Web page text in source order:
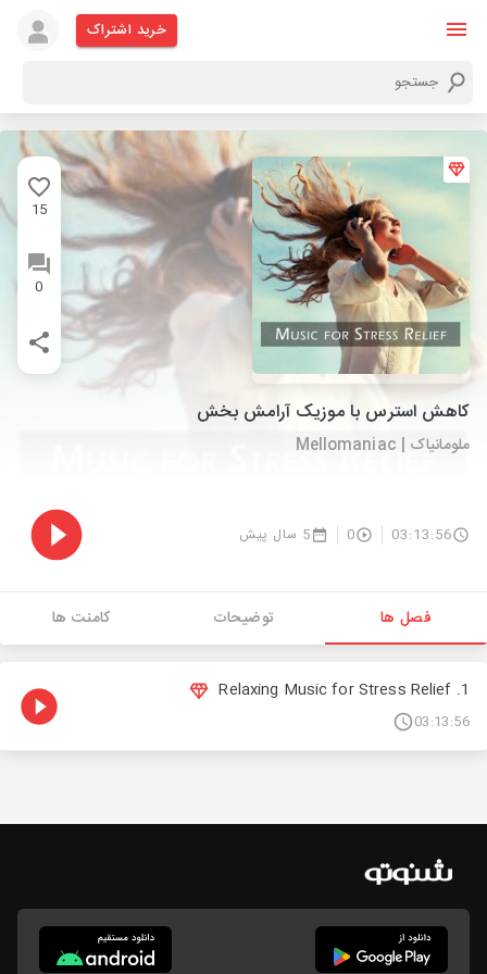
خرید اشتراک
15
0
کاهش استرس با موزیک آرامش بخش
ملومانیاک | Mellomaniac
03:13:56
0 5 سال پیش
فصل ها توضیحات کامنت ها
1. Relaxing Music for Stress Relief
03:13:56